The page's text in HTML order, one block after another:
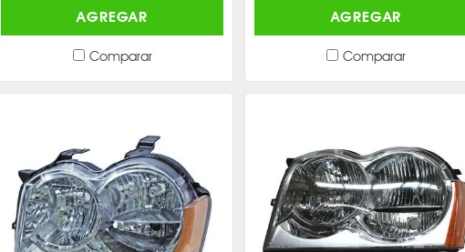
AGREGAR
Comparar
AGREGAR
Comparar